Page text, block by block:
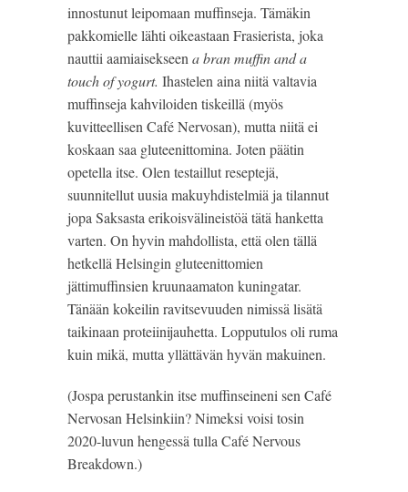
innostunut leipomaan muffinseja. Tämäkin
pakkomielle lähti oikeastaan Frasierista, joka
nauttii aamiaisekseen a bran muffin and a
touch of yogurt. Ihastelen aina niitä valtavia
muffinseja kahviloiden tiskeillä (myös
kuvitteellisen Café Nervosan), mutta niitä ei
koskaan saa gluteenittomina. Joten päätin
opetella itse. Olen testaillut reseptejä,
suunnitellut uusia makuyhdistelmiä ja tilannut
jopa Saksasta erikoisvälineistöä tätä hanketta
varten. On hyvin mahdollista, että olen tällä
hetkellä Helsingin gluteenittomien
jättimuffinsien kruunaamaton kuningatar.
Tänään kokeilin ravitsevuuden nimissä lisätä
taikinaan proteiinijauhetta. Lopputulos oli ruma
kuin mikä, mutta yllättävän hyvän makuinen.
(Jospa perustankin itse muffinseineni sen Café
Nervosan Helsinkiin? Nimeksi voisi tosin
2020-luvun hengessä tulla Café Nervous
Breakdown.)